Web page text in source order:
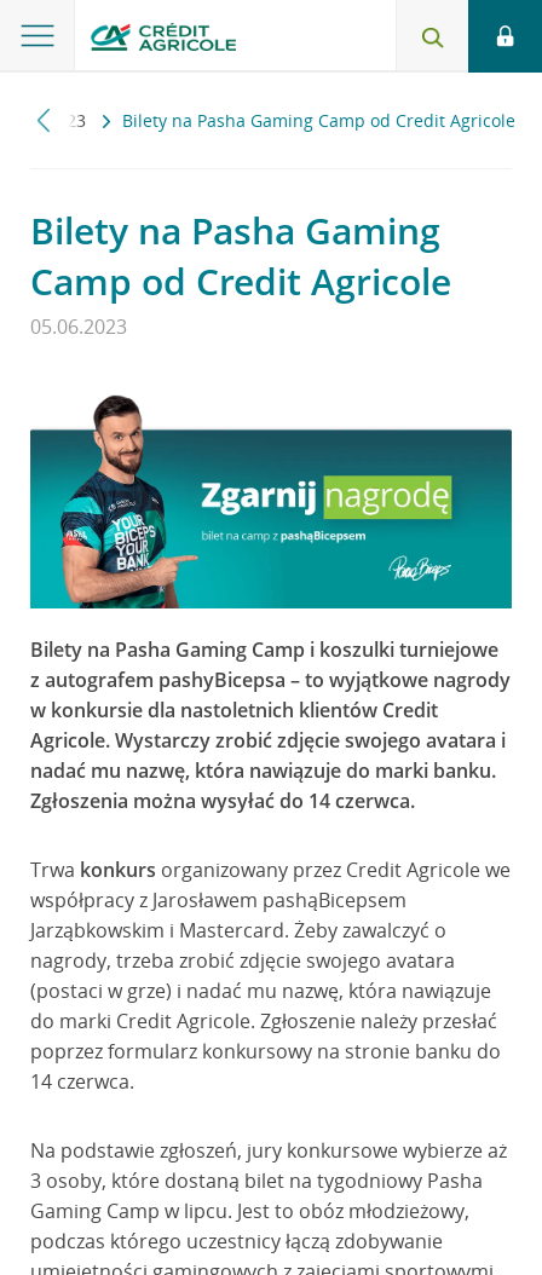
2023 Bilety na Pasha Gaming Camp od Credit Agricole
Bilety na Pasha Gaming
Camp od Credit Agricole
05.06.2023
Bilety na Pasha Gaming Camp i koszulki turniejowe
z autografem pashyBicepsa – to wyjątkowe nagrody
w konkursie dla nastoletnich klientów Credit
Agricole. Wystarczy zrobić zdjęcie swojego avatara i
nadać mu nazwę, która nawiązuje do marki banku.
Zgłoszenia można wysyłać do 14 czerwca.
Trwa konkurs organizowany przez Credit Agricole we
współpracy z Jarosławem pashąBicepsem
Jarząbkowskim i Mastercard. Żeby zawalczyć o
nagrody, trzeba zrobić zdjęcie swojego avatara
(postaci w grze) i nadać mu nazwę, która nawiązuje
do marki Credit Agricole. Zgłoszenie należy przesłać
poprzez formularz konkursowy na stronie banku do
14 czerwca.
Na podstawie zgłoszeń, jury konkursowe wybierze aż
3 osoby, które dostaną bilet na tygodniowy Pasha
Gaming Camp w lipcu. Jest to obóz młodzieżowy,
podczas którego uczestnicy łączą zdobywanie